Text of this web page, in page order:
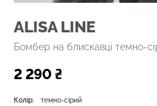
ALISA LINE
Бомбер на блискавці темно-
2 290 ₴
Колір: темно-сірий